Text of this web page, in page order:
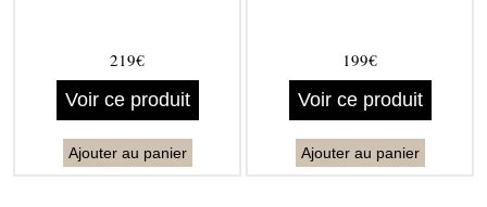
219€
Voir ce produit
Ajouter au panier
199€
Voir ce produit
Ajouter au panier